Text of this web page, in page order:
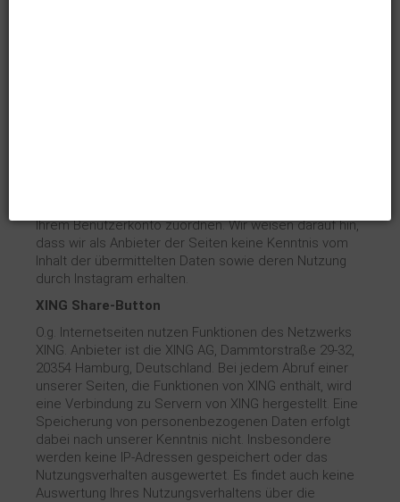
Ihrem Benutzerkonto zuordnen. Wir weisen darauf hin,
dass wir als Anbieter der Seiten keine Kenntnis vom
Inhalt der übermittelten Daten sowie deren Nutzung
durch Instagram erhalten.
XING Share-Button
O.g. Internetseiten nutzen Funktionen des Netzwerks
XING. Anbieter ist die XING AG, Dammtorstraße 29-32,
20354 Hamburg, Deutschland. Bei jedem Abruf einer
unserer Seiten, die Funktionen von XING enthält, wird
eine Verbindung zu Servern von XING hergestellt. Eine
Speicherung von personenbezogenen Daten erfolgt
dabei nach unserer Kenntnis nicht. Insbesondere
werden keine IP-Adressen gespeichert oder das
Nutzungsverhalten ausgewertet. Es findet auch keine
Auswertung Ihres Nutzungsverhaltens über die